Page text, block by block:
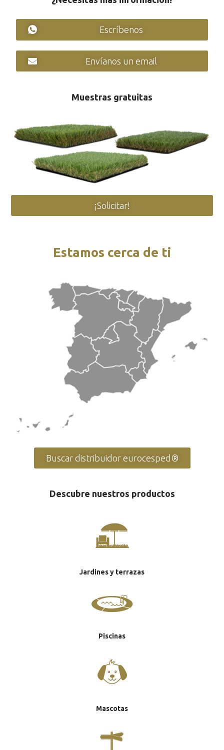
Escríbenos
Envíanos un email
Muestras gratuitas
¡Solicitar!
Estamos cerca de ti
Buscar distribuidor eurocesped®
Descubre nuestros productos
Jardines y terrazas
Piscinas
Mascotas